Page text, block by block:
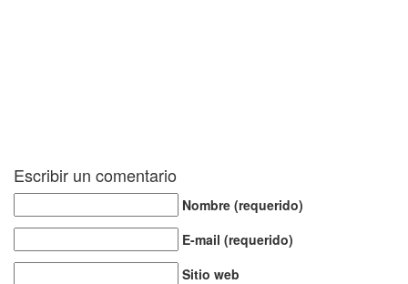
Escribir un comentario
Nombre (requerido)
E-mail (requerido)
Sitio web